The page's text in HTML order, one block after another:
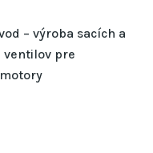
ventilov pre